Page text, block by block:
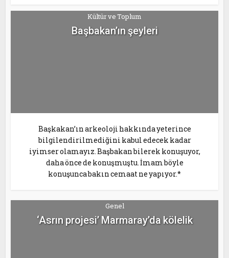
Kültür ve Toplum
Başbakan’ın şeyleri
Başkakan’ın arkeoloji hakkında yeterince
bilgilendirilmediğini kabul edecek kadar
iyimser olamayız. Başbakan bilerek konuşuyor,
daha önce de konuşmuştu. İmam böyle
konuşunca bakın cemaat ne yapıyor.*
Genel
‘Asrın projesi’ Marmaray’da kölelik